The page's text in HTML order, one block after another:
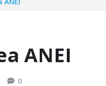
ANEI
0